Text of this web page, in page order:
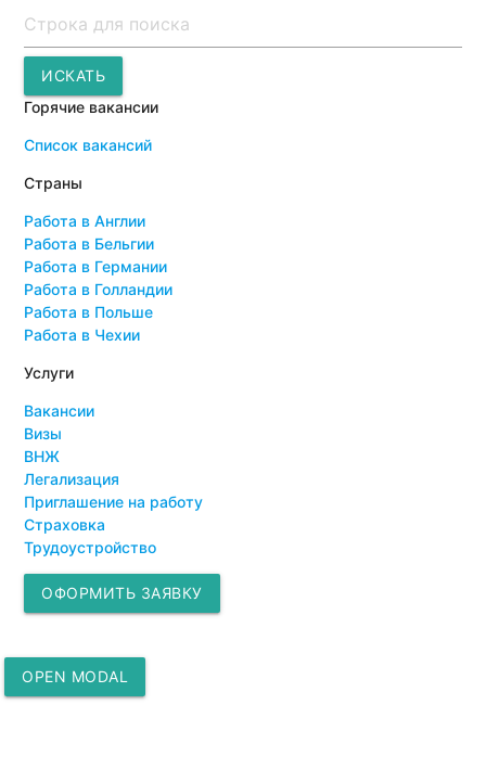
ИСКАТЬ
Горячие вакансии
Список вакансий
Страны
Работа в Англии
Работа в Бельгии
Работа в Германии
Работа в Голландии
Работа в Польше
Работа в Чехии
Услуги
Вакансии
Визы
ВНЖ
Легализация
Приглашение на работу
Страховка
Трудоустройство
ОФОРМИТЬ ЗАЯВКУ
OPEN MODAL